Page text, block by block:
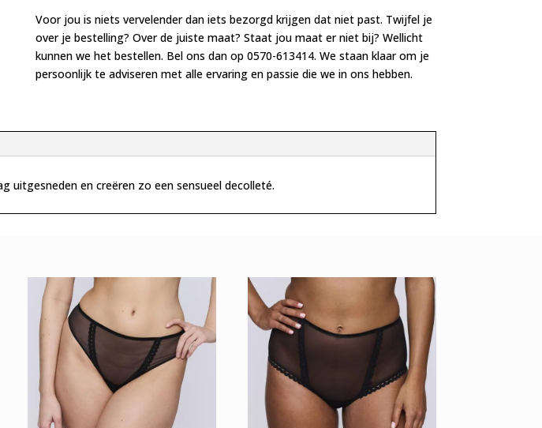
zwart
aantal
Voor jou is niets vervelender dan iets bezorgd krijgen dat niet past. Twijfel je
over je bestelling? Over de juiste maat? Staat jou maat er niet bij? Wellicht
kunnen we het bestellen. Bel ons dan op 0570-613414. We staan klaar om je
persoonlijk te adviseren met alle ervaring en passie die we in ons hebben.
uitgesneden en creëren zo een sensueel decolleté.